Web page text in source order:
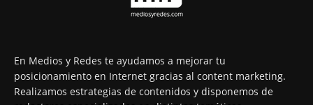
En Medios y Redes te ayudamos a mejorar tu
posicionamiento en Internet gracias al content marketing.
Realizamos estrategias de contenidos y disponemos de